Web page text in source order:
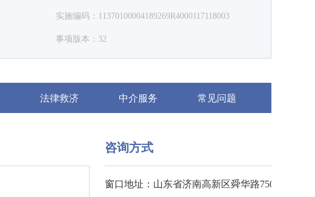
实施编码：11370100004189269R4000117118003
事项版本：32
法律救济 中介服务 常见问题
咨询方式
窗口地址：山东省济南高新区舜华路750